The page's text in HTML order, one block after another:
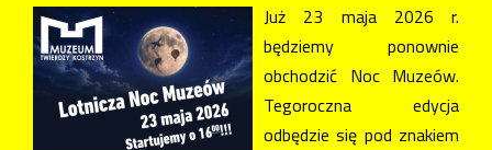
Już 23 maja 2026 r.
będziemy ponownie
obchodzić Noc Muzeów.
Tegoroczna edycja
odbędzie się pod znakiem